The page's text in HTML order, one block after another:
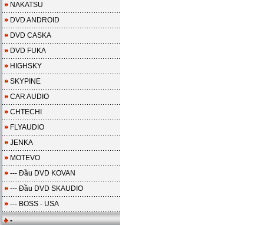
NAKATSU
DVD ANDROID
DVD CASKA
DVD FUKA
HIGHSKY
SKYPINE
CAR AUDIO
CHTECHI
FLYAUDIO
JENKA
MOTEVO
--- Đầu DVD KOVAN
--- Đầu DVD SKAUDIO
--- BOSS - USA
-